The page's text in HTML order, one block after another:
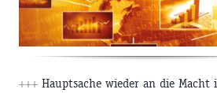
+++ Hauptsache wieder an die